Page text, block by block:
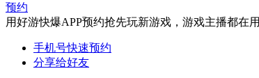
预约
用好游快爆APP预约抢先玩新游戏，游戏主播都在用
手机号快速预约
分享给好友